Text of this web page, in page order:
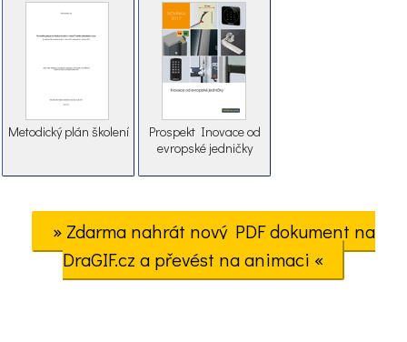
Metodický plán školení
Prospekt Inovace od
evropské jedničky
» Zdarma nahrát nový PDF dokument na
DraGIF.cz a převést na animaci «